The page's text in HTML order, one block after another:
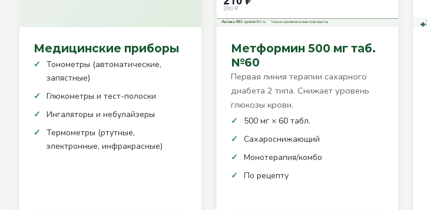
Медицинские приборы
Тонометры (автоматические,
запястные)
Глюкометры и тест-полоски
Ингаляторы и небулайзеры
Термометры (ртутные,
электронные, инфракрасные)
Метформин 500 мг таб.
№60
Первая линия терапии сахарного
диабета 2 типа. Снижает уровень
глюкозы крови.
500 мг × 60 табл.
Сахароснижающий
Монотерапия/комбо
По рецепту